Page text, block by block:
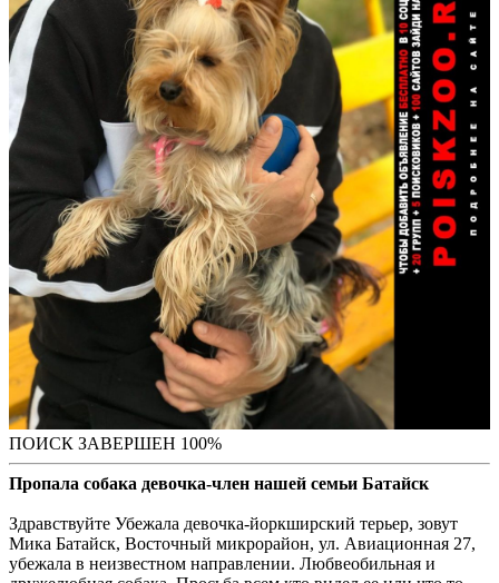
ПОИСК ЗАВЕРШЕН 100%
Пропала собака девочка-член нашей семьи Батайск
Здравствуйте Убежала девочка-йоркширский терьер, зовут
Мика Батайск, Восточный микрорайон, ул. Авиационная 27,
убежала в неизвестном направлении. Любвеобильная и